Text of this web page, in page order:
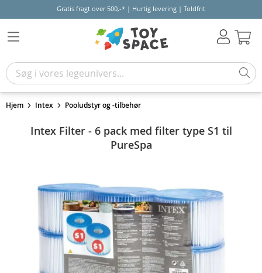
Gratis fragt over 500,-* | Hurtig levering | Toldfrit
Hjem Intex Pooludstyr og -tilbehør
Intex Filter - 6 pack med filter type S1 til
PureSpa